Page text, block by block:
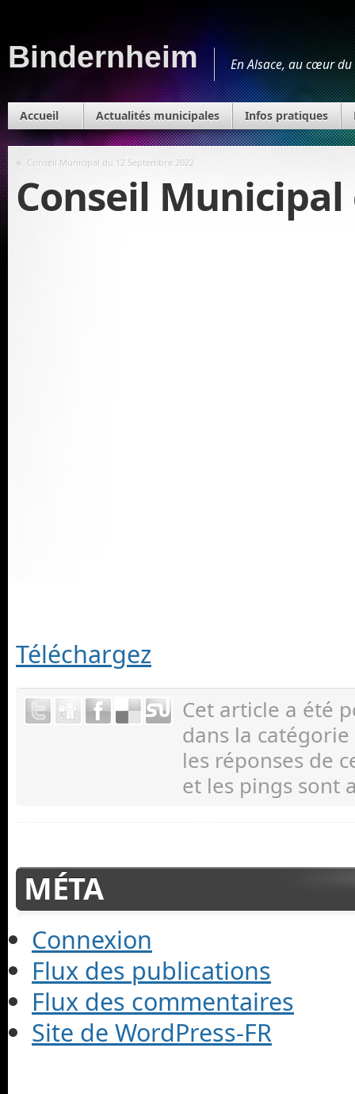
Bindernheim En Alsace, au cœur
Accueil Actualités municipales Infos pratiques
« Conseil Municipal du 12 Septembre 2022
Conseil Municipal
Téléchargez
Cet article a été
dans la catégorie
les réponses de
et les pings sont
MÉTA
Connexion
Flux des publications
Flux des commentaires
Site de WordPress-FR